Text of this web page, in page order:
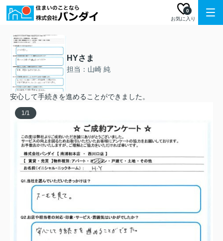
お気に入り
0
HYさま
担当：山崎 純
安心して手続きを進めることができました。
1/1